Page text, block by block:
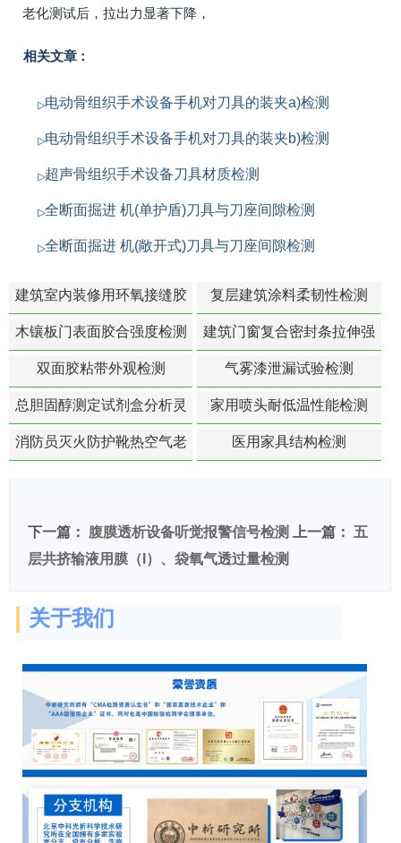
老化测试后，拉出力显著下降，
相关文章：
电动骨组织手术设备手机对刀具的装夹a)检测
电动骨组织手术设备手机对刀具的装夹b)检测
超声骨组织手术设备刀具材质检测
全断面掘进 机(单护盾)刀具与刀座间隙检测
全断面掘进 机(敞开式)刀具与刀座间隙检测
建筑室内装修用环氧接缝胶
苯含量检测
复层建筑涂料柔韧性检测
木镶板门表面胶合强度检测
建筑门窗复合密封条拉伸强
度-硬质塑料材料检测
双面胶粘带外观检测 气雾漆泄漏试验检测
总胆固醇测定试剂盒分析灵
敏度检测
家用喷头耐低温性能检测
消防员灭火防护靴热空气老
医用家具结构检测
下一篇： 腹膜透析设备听觉报警信号检测 上一篇： 五
层共挤输液用膜（I）、袋氧气透过量检测
关于我们